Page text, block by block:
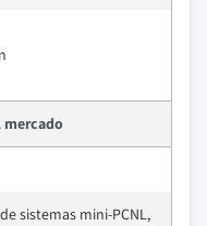
mercado
sistemas mini-PCNL,